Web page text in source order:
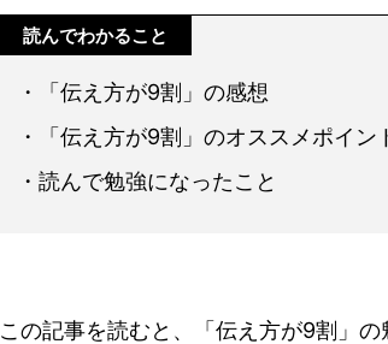
読んでわかること
・「伝え方が9割」の感想
・「伝え方が9割」のオススメポイン
・読んで勉強になったこと
この記事を読むと、「伝え方が9割」